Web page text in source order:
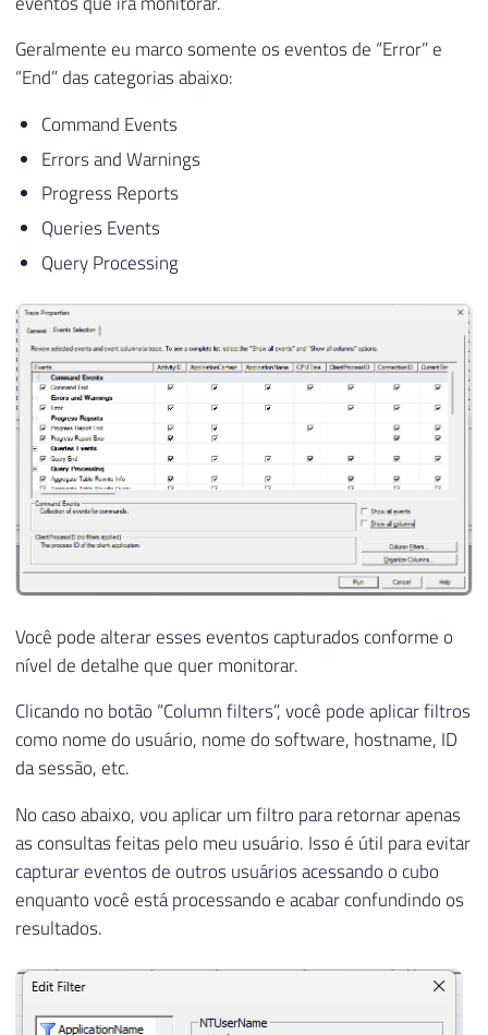
Geralmente eu marco somente os eventos de “Error” e
“End” das categorias abaixo:
Command Events
Errors and Warnings
Progress Reports
Queries Events
Query Processing
Você pode alterar esses eventos capturados conforme o
nível de detalhe que quer monitorar.
Clicando no botão “Column filters”, você pode aplicar filtros
como nome do usuário, nome do software, hostname, ID
da sessão, etc.
No caso abaixo, vou aplicar um filtro para retornar apenas
as consultas feitas pelo meu usuário. Isso é útil para evitar
capturar eventos de outros usuários acessando o cubo
enquanto você está processando e acabar confundindo os
resultados.